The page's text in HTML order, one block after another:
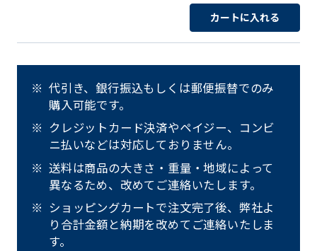
カートに入れる
代引き、銀行振込もしくは郵便振替でのみ
購入可能です。
クレジットカード決済やペイジー、コンビ
ニ払いなどは対応しておりません。
送料は商品の大きさ・重量・地域によって
異なるため、改めてご連絡いたします。
ショッピングカートで注文完了後、弊社よ
り合計金額と納期を改めてご連絡いたしま
す。